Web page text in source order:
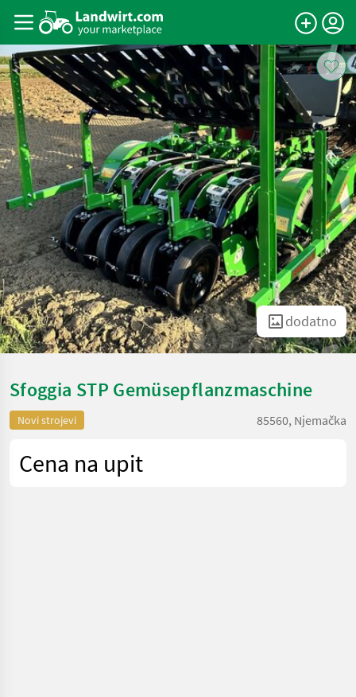
dodatno
Sfoggia STP Gemüsepflanzmaschine
Novi strojevi 85560, Njemačka
Cena na upit